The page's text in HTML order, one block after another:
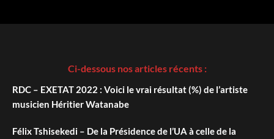
Ci-dessous nos articles récents :
RDC – EXETAT 2022 : Voici le vrai résultat (%) de l’artiste
musicien Héritier Watanabe
Félix Tshisekedi – De la Présidence de l’UA à celle de la